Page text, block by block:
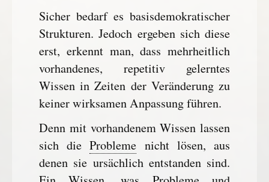
Sicher bedarf es basisdemokratischer
Strukturen. Jedoch ergeben sich diese
erst, erkennt man, dass mehrheitlich
vorhandenes, repetitiv gelerntes
Wissen in Zeiten der Veränderung zu
keiner wirksamen Anpassung führen.
Denn mit vorhandenem Wissen lassen
sich dieProbleme nicht lösen, aus
denen sie ursächlich entstanden sind.